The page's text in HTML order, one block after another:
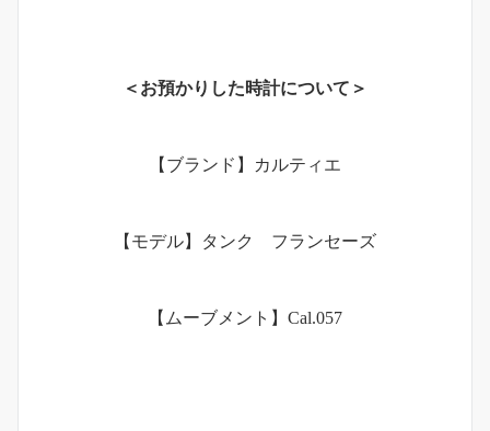
＜お預かりした時計について＞
【ブランド】カルティエ
【モデル】タンク フランセーズ
【ムーブメント】Cal.057